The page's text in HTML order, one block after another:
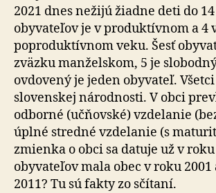
2021 dnes nežijú žiadne deti do
obyvateľov je v produktívnom a 4
poproduktívnom veku. Šesť
zväzku manželskom, 5 je
ovdovený je jeden obyvateľ.
slovenskej národnosti. V obci
odborné (učňovské) vzdelanie
úplné stredné vzdelanie (s
zmienka o obci sa datuje už v
obyvateľov mala obec v roku 2001
2011? Tu sú fakty zo sčítaní.